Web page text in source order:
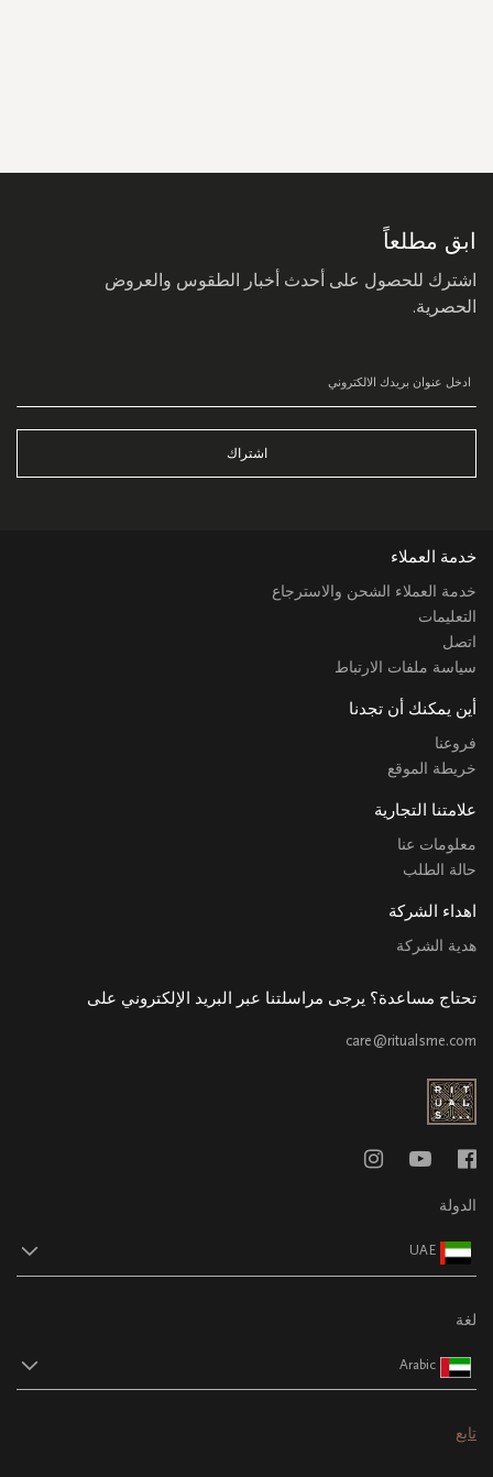
ابق مطلعاً
اشترك للحصول على أحدث أخبار الطقوس والعروض
الحصرية.
اشتراك
خدمة العملاء
خدمة العملاء الشحن والاسترجاع
التعليمات
اتصل
سياسة ملفات الارتباط
أين يمكنك أن تجدنا
فروعنا
خريطة الموقع
علامتنا التجارية
معلومات عنا
حالة الطلب
اهداء الشركة
هدية الشركة
تحتاج مساعدة؟ يرجى مراسلتنا عبر البريد الإلكتروني على
care@ritualsme.com
الدولة
UAE
لغة
Arabic
تابع